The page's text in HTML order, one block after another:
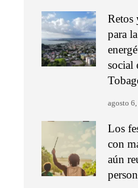
Retos
para
social
agosto
Los
con
aún